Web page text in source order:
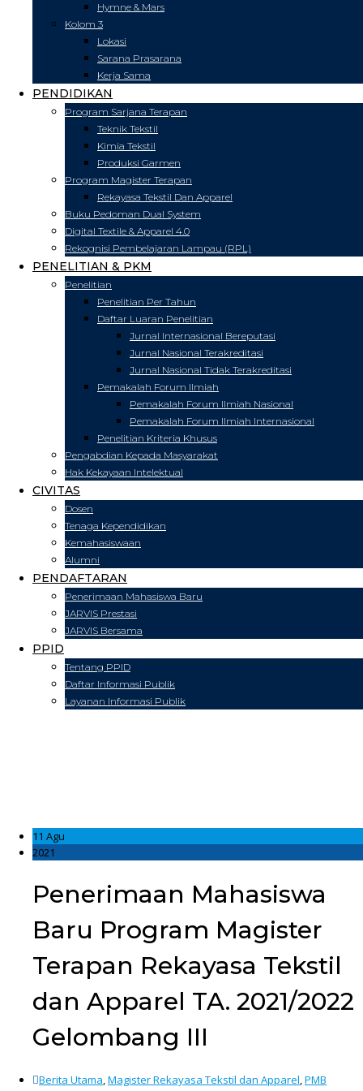
Hymne & Mars
Kolom 3
Lokasi
Sarana Prasarana
Kerja Sama
PENDIDIKAN
Program Sarjana Terapan
Teknik Tekstil
Kimia Tekstil
Produksi Garmen
Program Magister Terapan
Rekayasa Tekstil Dan Apparel
Buku Pedoman Dual System
Digital Textile & Apparel 4.0
Rekognisi Pembelajaran Lampau (RPL)
PENELITIAN & PKM
Penelitian
Penelitian Per Tahun
Daftar Luaran Penelitian
Jurnal Internasional Bereputasi
Jurnal Nasional Terakreditasi
Jurnal Nasional Tidak Terakreditasi
Pemakalah Forum Ilmiah
Pemakalah Forum Ilmiah Nasional
Pemakalah Forum Ilmiah Internasional
Penelitian Kriteria Khusus
Pengabdian Kepada Masyarakat
Hak Kekayaan Intelektual
CIVITAS
Dosen
Tenaga Kependidikan
Kemahasiswaan
Alumni
PENDAFTARAN
Penerimaan Mahasiswa Baru
JARVIS Prestasi
JARVIS Bersama
PPID
Tentang PPID
Daftar Informasi Publik
Layanan Informasi Publik
11 Agu
2021
Penerimaan Mahasiswa
Baru Program Magister
Terapan Rekayasa Tekstil
dan Apparel TA. 2021/2022
Gelombang III
Berita Utama,Magister Rekayasa Tekstil dan Apparel,PMB